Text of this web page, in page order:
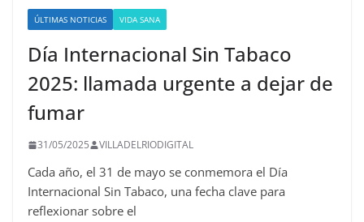
ÚLTIMAS NOTICIAS VIDA SANA
Día Internacional Sin Tabaco
2025: llamada urgente a dejar de
fumar
31/05/2025 VILLADELRIODIGITAL
Cada año, el 31 de mayo se conmemora el Día
Internacional Sin Tabaco, una fecha clave para
reflexionar sobre el